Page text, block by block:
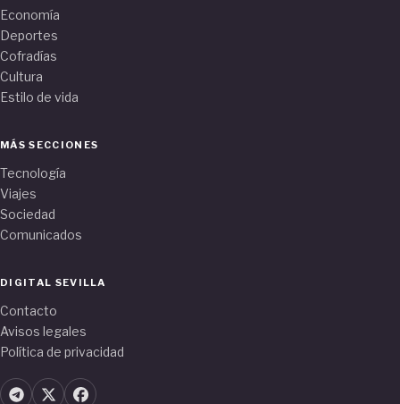
Economía
Deportes
Cofradías
Cultura
Estilo de vida
MÁS SECCIONES
Tecnología
Viajes
Sociedad
Comunicados
DIGITAL SEVILLA
Contacto
Avisos legales
Política de privacidad